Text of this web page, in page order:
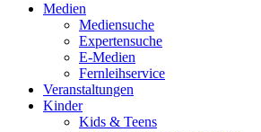
Medien
Mediensuche
Expertensuche
E-Medien
Fernleihservice
Veranstaltungen
Kinder
Kids & Teens